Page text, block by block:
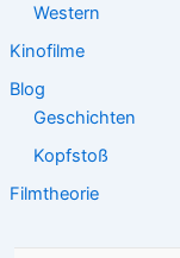
Western
Kinofilme
Blog
Geschichten
Kopfstoß
Filmtheorie